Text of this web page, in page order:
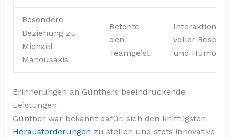
Besondere
Beziehung zu
Michael
Manousakis
Betonte
den
Teamgeist
Interaktionen
voller Respekt
und Humor
Erinnerungen an Günthers beeindruckende
Leistungen
Günther war bekannt dafür, sich den kniffligsten
Herausforderungen zu stellen und stets innovative